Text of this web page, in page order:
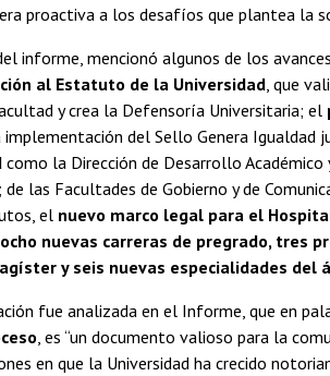
proactiva a los desafíos que plantea la
informe, mencionó algunos de los
al Estatuto de la Universidad , que
y crea la Defensoría Universitaria; el
implementación del Sello Genera Igualdad
como la Dirección de Desarrollo
las Facultades de Gobierno y de
el nuevo marco legal para el
nuevas carreras de pregrado, tres
y seis nuevas especialidades del
fue analizada en el Informe, que en
, es “un documento valioso para la
en que la Universidad ha crecido